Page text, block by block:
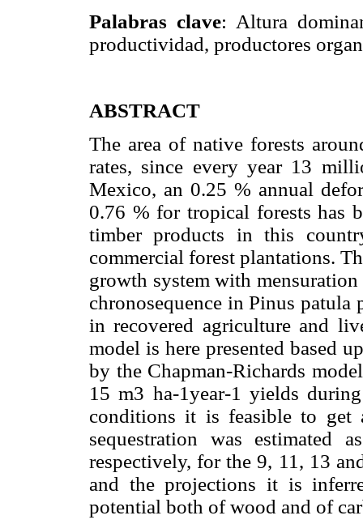
Palabras clave: Altura
productividad, productores
ABSTRACT
The area of native forests
rates, since every year 13
Mexico, an 0.25 % annual
0.76 % for tropical forests has
timber products in this
commercial forest plantations.
growth system with
chronosequence in Pinus
in recovered agriculture and
model is here presented based
by the Chapman-Richards
15 m3 ha-1year-1 yields
conditions it is feasible to get
sequestration was
respectively, for the 9, 11, 13
and the projections it is
potential both of wood and of